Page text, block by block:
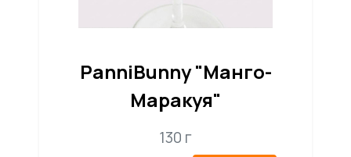
PanniBunny "Манго-
Маракуя"
130 г